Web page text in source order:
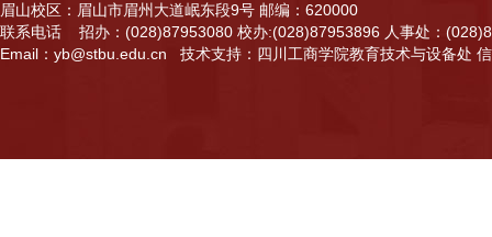
眉山校区：眉山市眉州大道岷东段9号 邮编：620000
联系电话 招办：(028)87953080 校办:(028)87953896 人事处：
Email：yb@stbu.edu.cn 技术支持：四川工商学院教育技术与设备处